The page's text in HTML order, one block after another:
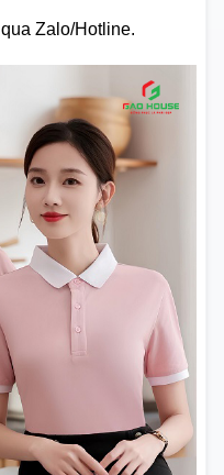
qua Zalo/Hotline.